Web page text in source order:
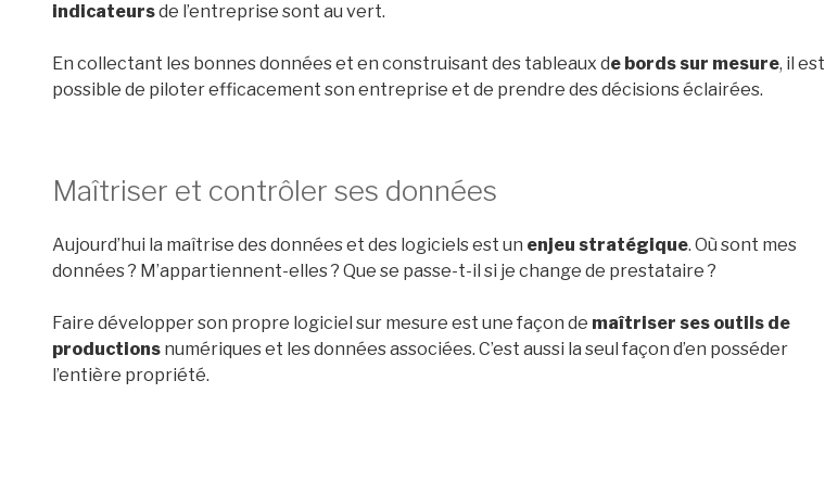
indicateursde l’entreprise sont au vert.
En collectant les bonnes données et en construisant des tableaux de bords sur mesure, il est
possible de piloter efficacement son entreprise et de prendre des décisions éclairées.
Maîtriser et contrôler ses données
Aujourd’hui la maîtrise des données et des logiciels est un enjeu stratégique. Où sont mes
données ? M’appartiennent-elles ? Que se passe-t-il si je change de prestataire ?
Faire développer son propre logiciel sur mesure est une façon de maîtriser ses outils de
productions numériques et les données associées. C’est aussi la seul façon d’en posséder
l’entière propriété.